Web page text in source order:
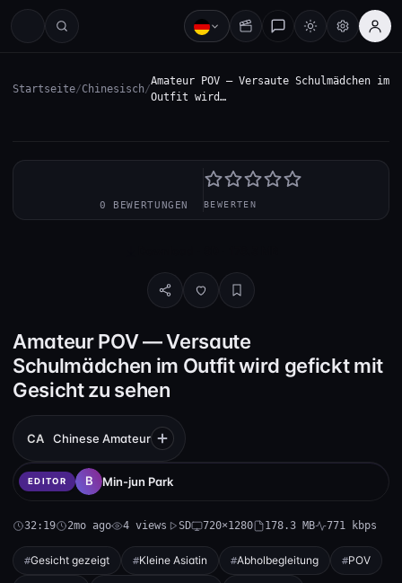
Startseite/Chinesisch/
Amateur POV — Versaute Schulmädchen im
Outfit wird…
0 BEWERTUNGEN BEWERTEN
Amateur POV — Versaute
Schulmädchen im Outfit wird gefickt mit
Gesicht zu sehen
CA Chinese Amateur
EDITOR Min-jun Park
32:19 2mo ago 4 views SD 720×1280 178.3 MB 771 kbps
Gesicht gezeigt Kleine Asiatin Abholbegleitung POV